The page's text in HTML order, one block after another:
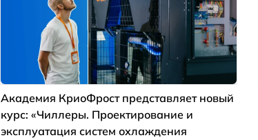
Академия КриоФрост представляет новый
курс: «Чиллеры. Проектирование и
эксплуатация систем охлаждения